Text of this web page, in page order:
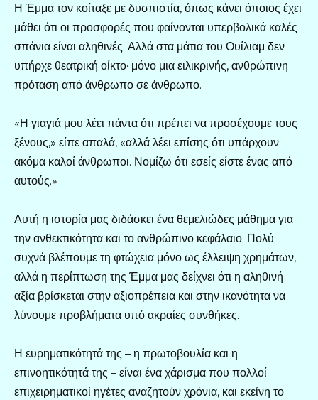
Η Έμμα τον κοίταξε με δυσπιστία, όπως κάνει όποιος έχει
μάθει ότι οι προσφορές που φαίνονται υπερβολικά καλές
σπάνια είναι αληθινές. Αλλά στα μάτια του Ουίλιαμ δεν
υπήρχε θεατρική οίκτο· μόνο μια ειλικρινής, ανθρώπινη
πρόταση από άνθρωπο σε άνθρωπο.
«Η γιαγιά μου λέει πάντα ότι πρέπει να προσέχουμε τους
ξένους,» είπε απαλά, «αλλά λέει επίσης ότι υπάρχουν
ακόμα καλοί άνθρωποι. Νομίζω ότι εσείς είστε ένας από
αυτούς.»
Αυτή η ιστορία μας διδάσκει ένα θεμελιώδες μάθημα για
την ανθεκτικότητα και το ανθρώπινο κεφάλαιο. Πολύ
συχνά βλέπουμε τη φτώχεια μόνο ως έλλειψη χρημάτων,
αλλά η περίπτωση της Έμμα μας δείχνει ότι η αληθινή
αξία βρίσκεται στην αξιοπρέπεια και στην ικανότητα να
λύνουμε προβλήματα υπό ακραίες συνθήκες.
Η ευρηματικότητά της – η πρωτοβουλία και η
επινοητικότητά της – είναι ένα χάρισμα που πολλοί
επιχειρηματικοί ηγέτες αναζητούν χρόνια, και εκείνη το